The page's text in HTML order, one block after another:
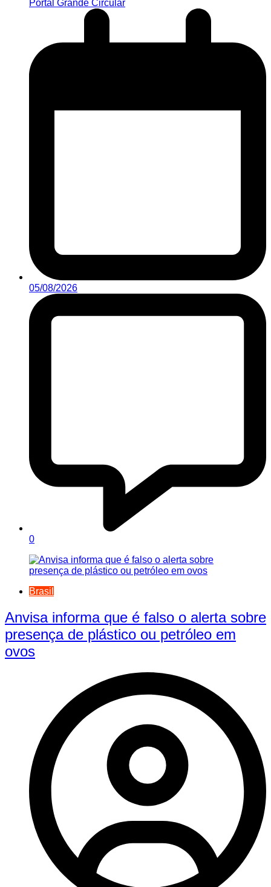
Portal Grande Circular
05/08/2026
0
Brasil
Anvisa informa que é falso o alerta sobre
presença de plástico ou petróleo em
ovos